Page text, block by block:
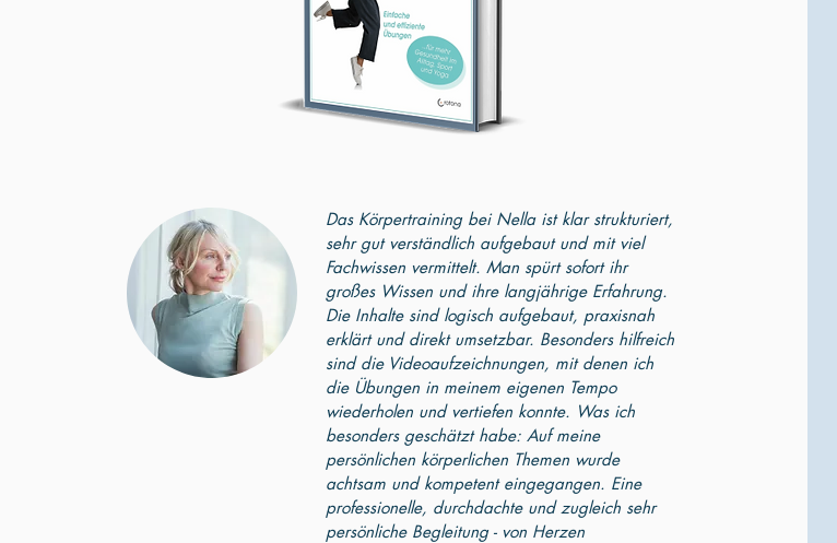
Das Körpertraining bei Nella ist klar strukturiert,
sehr gut verständlich aufgebaut und mit viel
Fachwissen vermittelt. Man spürt sofort ihr
großes Wissen und ihre langjährige Erfahrung.
Die Inhalte sind logisch aufgebaut, praxisnah
erklärt und direkt umsetzbar. Besonders hilfreich
sind die Videoaufzeichnungen, mit denen ich
die Übungen in meinem eigenen Tempo
wiederholen und vertiefen konnte. Was ich
besonders geschätzt habe: Auf meine
persönlichen körperlichen Themen wurde
achtsam und kompetent eingegangen. Eine
professionelle, durchdachte und zugleich sehr
persönliche Begleitung - von Herzen